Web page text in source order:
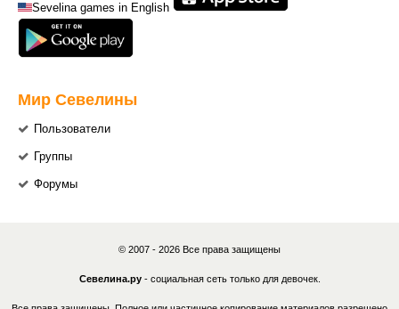
Sevelina games in English
Мир Севелины
Пользователи
Группы
Форумы
© 2007 - 2026 Все права защищены
Севелина.ру- социальная сеть только для девочек.